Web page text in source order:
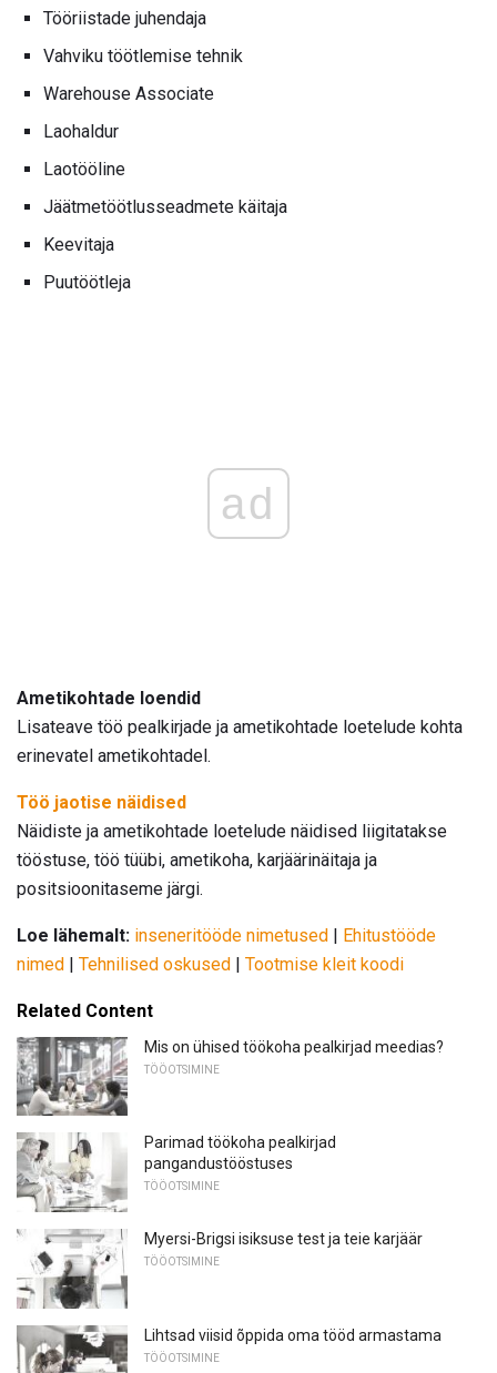
Tööriistade juhendaja
Vahviku töötlemise tehnik
Warehouse Associate
Laohaldur
Laotööline
Jäätmetöötlusseadmete käitaja
Keevitaja
Puutöötleja
ad
Ametikohtade loendid
Lisateave töö pealkirjade ja ametikohtade loetelude kohta
erinevatel ametikohtadel.
Töö jaotise näidised
Näidiste ja ametikohtade loetelude näidised liigitatakse
tööstuse, töö tüübi, ametikoha, karjäärinäitaja ja
positsioonitaseme järgi.
Loe lähemalt: inseneritööde nimetused | Ehitustööde
nimed | Tehnilised oskused | Tootmise kleit koodi
Related Content
Mis on ühised töökoha pealkirjad meedias?
TÖÖOTSIMINE
Parimad töökoha pealkirjad
pangandustööstuses
TÖÖOTSIMINE
Myersi-Brigsi isiksuse test ja teie karjäär
TÖÖOTSIMINE
Lihtsad viisid õppida oma tööd armastama
TÖÖOTSIMINE